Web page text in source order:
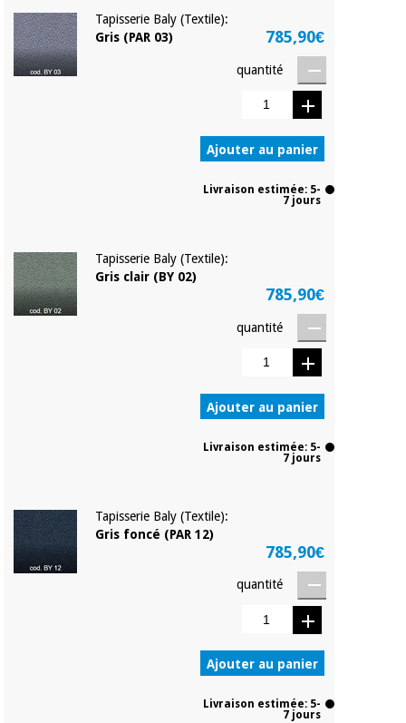
Vétérinaire
Orthopédie
Tapisserie Baly (Textile):
Gris (PAR 03)
785,90€
quantité
Ajouter au panier
Livraison estimée: 5-
7 jours
Tapisserie Baly (Textile):
Gris clair (BY 02)
785,90€
quantité
Ajouter au panier
Livraison estimée: 5-
7 jours
Tapisserie Baly (Textile):
Gris foncé (PAR 12)
785,90€
quantité
Ajouter au panier
Livraison estimée: 5-
7 jours